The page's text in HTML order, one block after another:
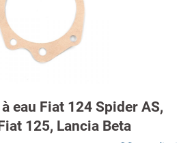
eau Fiat 124 Spider AS,
125, Lancia Beta